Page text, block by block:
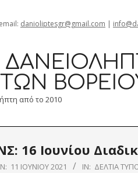
danioliptesgr@gmail.com |
από το 2010
16 Ιουνίου
11 ΙΟΥΝΊΟΥ 2021 IN: ΔΕΛΤΊΑ